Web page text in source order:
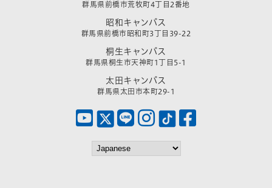
群馬県前橋市荒牧町4丁目2番地
昭和キャンパス
群馬県前橋市昭和町3丁目39-22
桐生キャンパス
群馬県桐生市天神町1丁目5-1
太田キャンパス
群馬県太田市本町29-1